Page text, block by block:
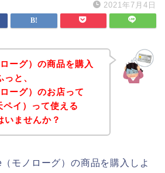
2021年7月4日
ーグ）の商品を購入
と、
ーグ）のお店って
イ）って使える
いませんか？
モノローグ）の商品を購入しよ